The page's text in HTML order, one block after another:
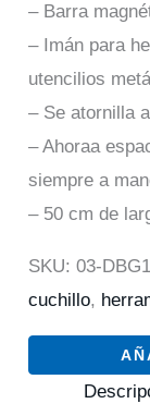
– Barra
– Imán para
utencilios
– Se atornilla
– Ahoraa
siempre a
– 50 cm de
SKU:03-
cuchillo,